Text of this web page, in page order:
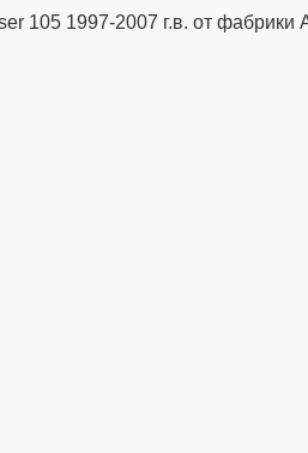
105 1997-2007 г.в. от фабрики